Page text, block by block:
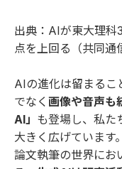
出典： AIが東大理
点を上回る（共同
AIの進化は留まるこ
でなく 画像や音声も
AI」 も登場し、私た
大きく広げています
論文執筆の世界にお